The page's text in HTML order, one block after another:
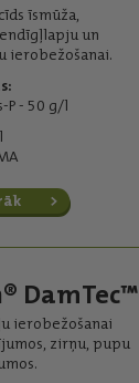
īsmūža,
un
ierobežošanai.
- 50 g/l
DamTec™
ierobežošanai
zirņu, pupu